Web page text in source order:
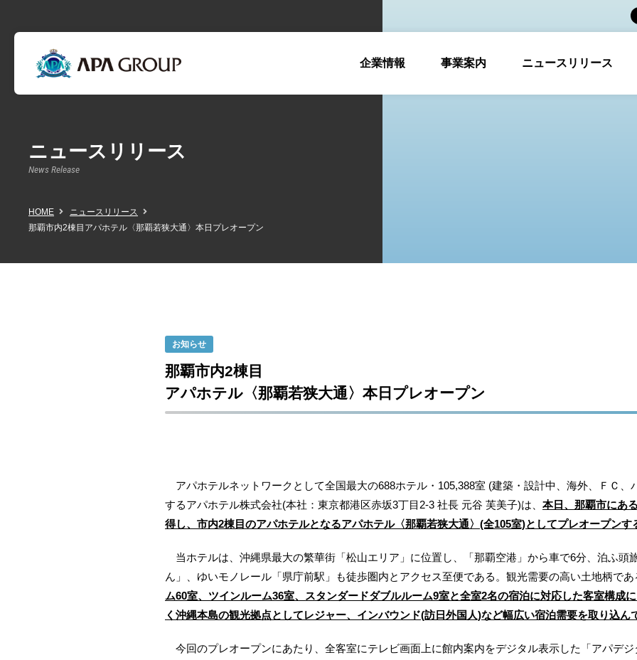
企業情報 事業案内 ニュースリリース
ニュースリリース
News Release
HOME
ニュースリリース
那覇市内2棟目アパホテル〈那覇若狭大通〉本日プレオープン
お知らせ
那覇市内2棟目
アパホテル〈那覇若狭大通〉本日プレオープン
アパホテルネットワークとして全国最大の688ホテル・105,388室 (建築・設計中、海外、ＦＣ、
するアパホテル株式会社(本社：東京都港区赤坂3丁目2‐3 社長 元谷 芙美子)は、 本日、那覇市にあ
得し、市内2棟目のアパホテルとなるアパホテル〈那覇若狭大通〉(全105室)としてプレオープンす
当ホテルは、沖縄県最大の繁華街「松山エリア」に位置し、「那覇空港」から車で6分、泊ふ頭
ん」、ゆいモノレール「県庁前駅」も徒歩圏内とアクセス至便である。観光需要の高い土地柄で
ム60室、ツインルーム36室、スタンダードダブルルーム9室と全室2名の宿泊に対応した客室構成
く沖縄本島の観光拠点としてレジャー、インバウンド(訪日外国人)など幅広い宿泊需要を取り込ん
今回のプレオープンにあたり、全客室にテレビ画面上に館内案内をデジタル表示した「アパデ